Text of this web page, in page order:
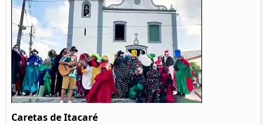
Caretas de Itacaré